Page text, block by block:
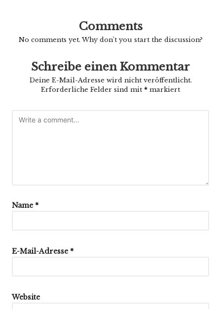
Comments
No comments yet. Why don’t you start the discussion?
Schreibe einen Kommentar
Deine E-Mail-Adresse wird nicht veröffentlicht.
Erforderliche Felder sind mit * markiert
Name *
E-Mail-Adresse *
Website